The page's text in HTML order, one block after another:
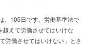
、105日です。労働基準法で
えて労働させてはいけな
労働させてはいけない」とさ